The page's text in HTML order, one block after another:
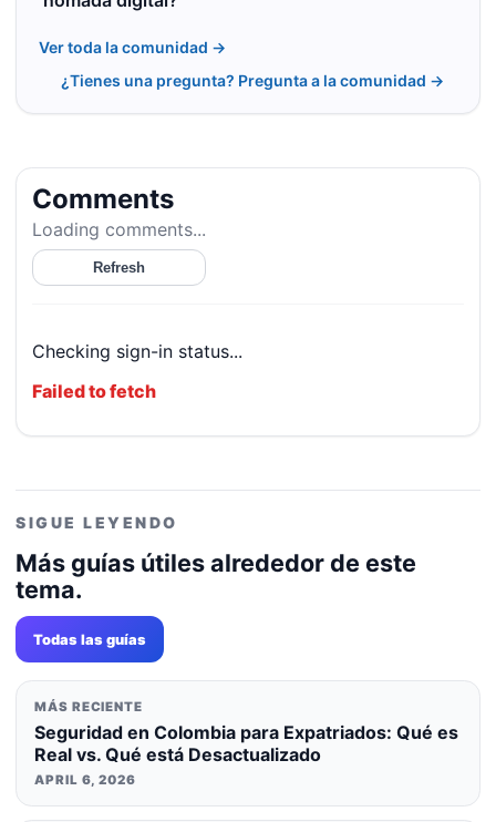
Ver toda la comunidad →
¿Tienes una pregunta? Pregunta a la comunidad →
Comments
Loading comments...
Refresh
Checking sign-in status...
Failed to fetch
SIGUE LEYENDO
Más guías útiles alrededor de este
tema.
Todas las guías
MÁS RECIENTE
Seguridad en Colombia para Expatriados: Qué es
Real vs. Qué está Desactualizado
APRIL 6, 2026